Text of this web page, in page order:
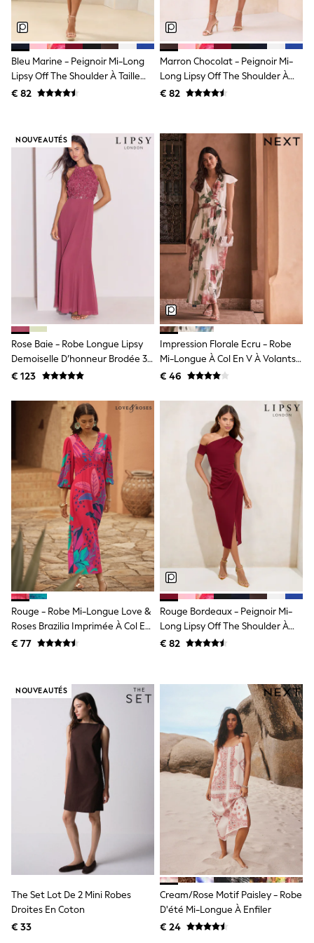
Knitwear
Trousers & Leggings
Sets & Outfits
Tops
Nightwear & Pyjamas
Jumpsuits & Playsuits
Jeans
Shirts & Blouses
Dungarees
Multipacks
All Holiday Shop
Tops
Dresses
Shorts
Skirts
Sandals & Sliders
Rash Vests
Sun Safe Swimwear
Sun Hats & Caps
Denim Jackets
Raincoats
Waterproof
Shackets
Puddlesuits
Gilets
Teddy Borg
Snowsuits
All Footwear
New In
Boots
Half Sizes
Slippers
Trainers
Wellies
Wide Fit
Shoes
All Underwear
Nighties
Pyjamas
Robes
Socks & Tights
All Bags & Accessories
Bags
All Occasionwear
All Partywear
Shoes
Cardigans
Skirts
Shop all
Shop All
Disney
Marvel
Paw Patrol
Peppa Pig
Gaming
Harry Potter
Spider man
New In
Trainers
Hoodies & Sweatshirts
Leggings
Swim
Bleu Marine - Peignoir Mi-Long
Lipsy Off The Shoulder À Taille
Rassemblée
€ 82
Marron Chocolat - Peignoir Mi-
Long Lipsy Off The Shoulder À
Taille Rassemblée
€ 82
NOUVEAUTÉS
Rose Baie - Robe Longue Lipsy
Demoiselle D’honneur Brodée 3D
Dos Nu
€ 123
Impression Florale Ecru - Robe
Mi-Longue À Col En V À Volants
Pour Les Occasions
€ 46
Rouge - Robe Mi-Longue Love &
Roses Brazilia Imprimée À Col En
V Et Manches Ballon
€ 77
Rouge Bordeaux - Peignoir Mi-
Long Lipsy Off The Shoulder À
Taille Rassemblée
€ 82
NOUVEAUTÉS
The Set Lot De 2 Mini Robes
Droites En Coton
€ 33
Cream/Rose Motif Paisley - Robe
D'été Mi-Longue À Enfiler
€ 24